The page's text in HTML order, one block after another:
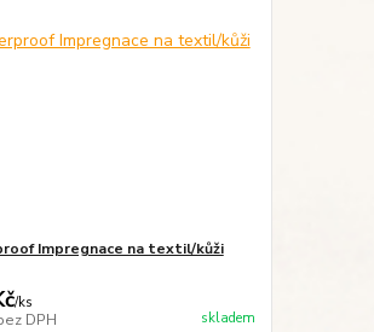
Impregnace na textil/kůži
/ks
DPH skladem